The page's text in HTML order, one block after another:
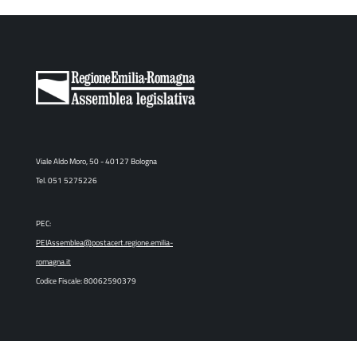
Viale Aldo Moro, 50 - 40127 Bologna
Tel. 051 5275226
PEC:
PEIAssemblea@postacert.regione.emilia-
romagna.it
Codice Fiscale: 80062590379